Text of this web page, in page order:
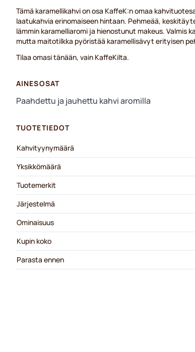
Tämä karamellikahvi on osa KaffeK:n omaa
laatukahvia erinomaiseen hintaan. Pehmeää,
lämmin karamelliaromi ja hienostunut makeus. Valmis
mutta maitotilkka pyöristää karamellisävyt erityisen
Tilaa omasi tänään, vain KaffeKilta.
AINESOSAT
Paahdettu ja jauhettu kahvi aromilla
TUOTETIEDOT
Kahvityynymäärä
Yksikkömäärä
Tuotemerkit
Järjestelmä
Ominaisuus
Kupin koko
Parasta ennen